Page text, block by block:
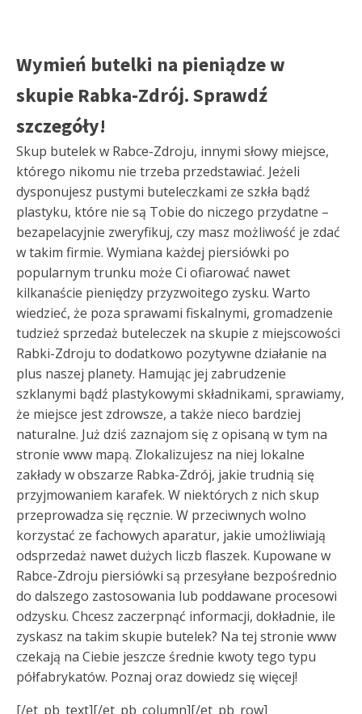
Wymień butelki na pieniądze w
skupie Rabka-Zdrój. Sprawdź
szczegóły!
Skup butelek w Rabce-Zdroju, innymi słowy miejsce,
którego nikomu nie trzeba przedstawiać. Jeżeli
dysponujesz pustymi buteleczkami ze szkła bądź
plastyku, które nie są Tobie do niczego przydatne –
bezapelacyjnie zweryfikuj, czy masz możliwość je zdać
w takim firmie. Wymiana każdej piersiówki po
popularnym trunku może Ci ofiarować nawet
kilkanaście pieniędzy przyzwoitego zysku. Warto
wiedzieć, że poza sprawami fiskalnymi, gromadzenie
tudzież sprzedaż buteleczek na skupie z miejscowości
Rabki-Zdroju to dodatkowo pozytywne działanie na
plus naszej planety. Hamując jej zabrudzenie
szklanymi bądź plastykowymi składnikami, sprawiamy,
że miejsce jest zdrowsze, a także nieco bardziej
naturalne. Już dziś zaznajom się z opisaną w tym na
stronie www mapą. Zlokalizujesz na niej lokalne
zakłady w obszarze Rabka-Zdrój, jakie trudnią się
przyjmowaniem karafek. W niektórych z nich skup
przeprowadza się ręcznie. W przeciwnych wolno
korzystać ze fachowych aparatur, jakie umożliwiają
odsprzedaż nawet dużych liczb flaszek. Kupowane w
Rabce-Zdroju piersiówki są przesyłane bezpośrednio
do dalszego zastosowania lub poddawane procesowi
odzysku. Chcesz zaczerpnąć informacji, dokładnie, ile
zyskasz na takim skupie butelek? Na tej stronie www
czekają na Ciebie jeszcze średnie kwoty tego typu
półfabrykatów. Poznaj oraz dowiedz się więcej!
[/et_pb_text][/et_pb_column][/et_pb_row]